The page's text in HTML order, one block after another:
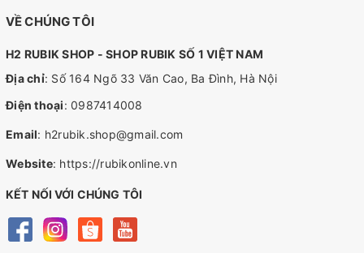
VỀ CHÚNG TÔI
H2 RUBIK SHOP - SHOP RUBIK SỐ 1 VIỆT NAM
Địa chỉ: Số 164 Ngõ 33 Văn Cao, Ba Đình, Hà Nội
Điện thoại: 0987414008
Email: h2rubik.shop@gmail.com
Website: https://rubikonline.vn
KẾT NỐI VỚI CHÚNG TÔI